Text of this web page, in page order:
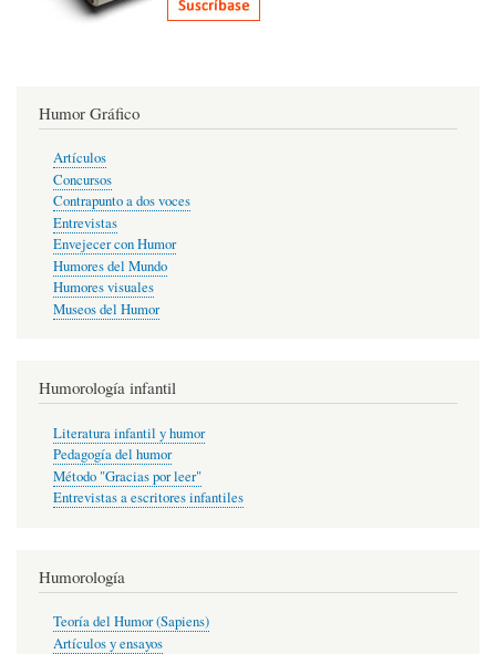
Humor Gráfico
Artículos
Concursos
Contrapunto a dos voces
Entrevistas
Envejecer con Humor
Humores del Mundo
Humores visuales
Museos del Humor
Humorología infantil
Literatura infantil y humor
Pedagogía del humor
Método "Gracias por leer"
Entrevistas a escritores infantiles
Humorología
Teoría del Humor (Sapiens)
Artículos y ensayos